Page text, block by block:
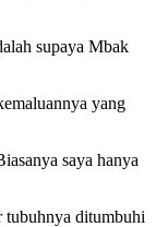
supaya Mbak
yang
saya hanya
tubuhnya ditumbuhi